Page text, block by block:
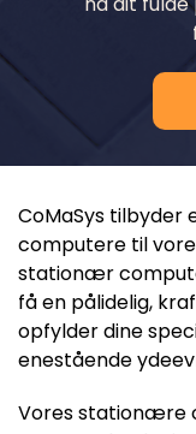
CoMaSys
computere til
stationær
få en pålidelig,
opfylder dine
enestående
Vores stationære